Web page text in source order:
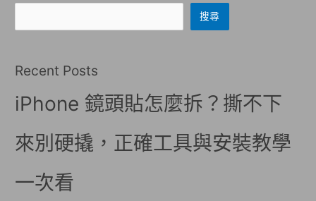
搜尋
Recent Posts
iPhone 鏡頭貼怎麼拆？撕不下
來別硬撬，正確工具與安裝教學
一次看